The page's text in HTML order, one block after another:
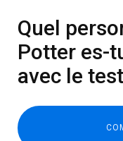
Quel
Potter es-
avec le